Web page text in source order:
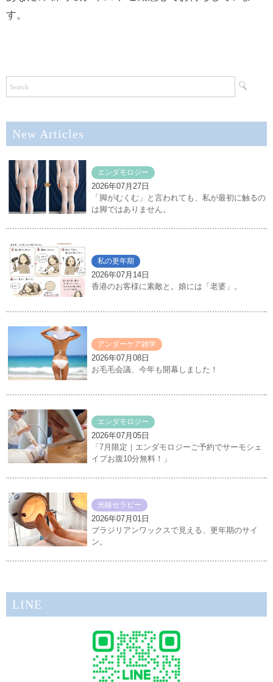
す。
New Articles
エンダモロジー
2026年07月27日
「脚がむくむ」と言われても、私が最初に触るの
は脚ではありません。
私の更年期
2026年07月14日
香港のお客様に素敵と。娘には「老婆」。
アンダーケア雑学
2026年07月08日
お毛毛会議、今年も開幕しました！
エンダモロジー
2026年07月05日
「7月限定｜エンダモロジーご予約でサーモシェ
イプお腹10分無料！」
光線セラピー
2026年07月01日
ブラジリアンワックスで見える、更年期のサイ
ン。
LINE